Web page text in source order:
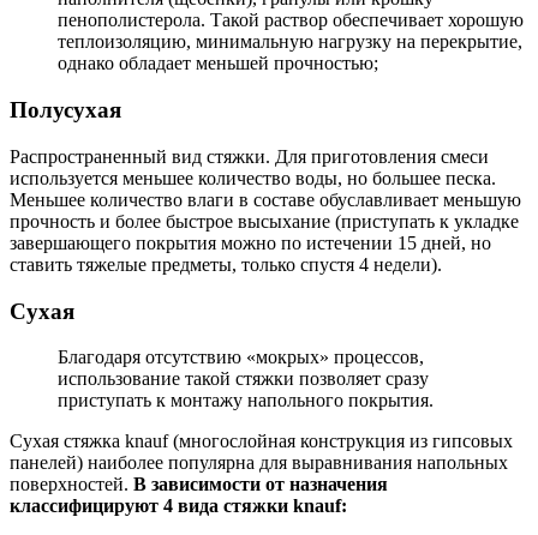
пенополистерола. Такой раствор обеспечивает хорошую
теплоизоляцию, минимальную нагрузку на перекрытие,
однако обладает меньшей прочностью;
Полусухая
Распространенный вид стяжки. Для приготовления смеси
используется меньшее количество воды, но большее песка.
Меньшее количество влаги в составе обуславливает меньшую
прочность и более быстрое высыхание (приступать к укладке
завершающего покрытия можно по истечении 15 дней, но
ставить тяжелые предметы, только спустя 4 недели).
Сухая
Благодаря отсутствию «мокрых» процессов,
использование такой стяжки позволяет сразу
приступать к монтажу напольного покрытия.
Сухая стяжка knauf (многослойная конструкция из гипсовых
панелей) наиболее популярна для выравнивания напольных
поверхностей. В зависимости от назначения
классифицируют 4 вида стяжки knauf: